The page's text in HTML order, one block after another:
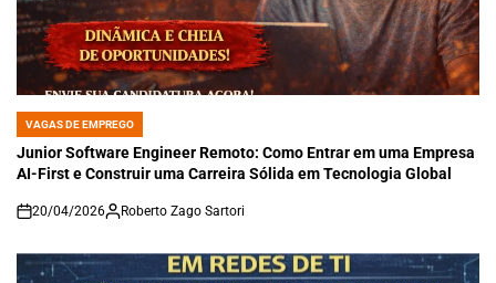
POSTED
IN
VAGAS DE EMPREGO
Junior Software Engineer Remoto: Como Entrar em uma Empresa
AI-First e Construir uma Carreira Sólida em Tecnologia Global
on
20/04/2026 Roberto Zago Sartori